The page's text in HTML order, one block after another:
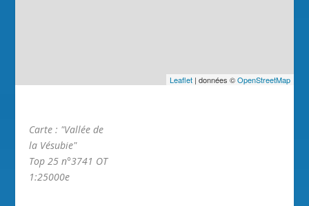
Leaflet| données ©OpenStreetMap
Carte : "Vallée de
la Vésubie"
Top 25 n°3741 OT
1:25000e